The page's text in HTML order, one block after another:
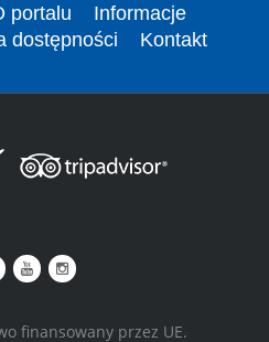
portalu
Informacje
dostępności Kontakt
finansowany przez UE.